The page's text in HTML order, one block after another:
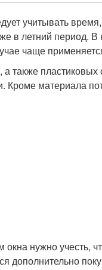
учитывать
в летний период. В
чаще
также пластиковых
материала
нужно учесть,
дополнительно